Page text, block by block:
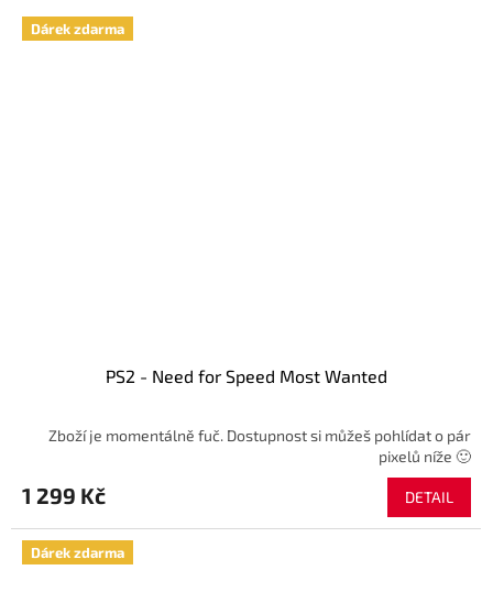
Dárek zdarma
PS2 - Need for Speed Most Wanted
Zboží je momentálně fuč. Dostupnost si můžeš pohlídat o pár
pixelů níže 🙂
1 299 Kč DETAIL
Dárek zdarma